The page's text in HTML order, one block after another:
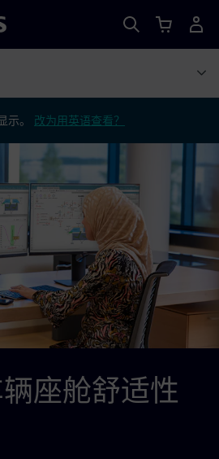
示。 改为用英语查看？
辆座舱舒适性